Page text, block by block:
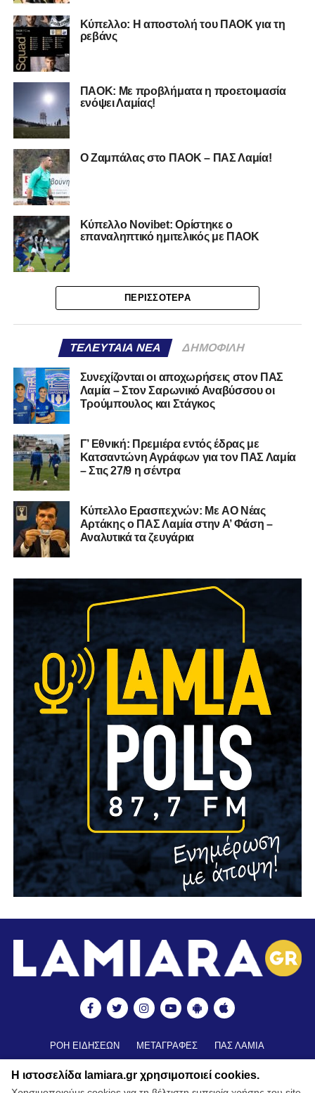
Κύπελλο: Η αποστολή του ΠΑΟΚ για τη
ρεβάνς
ΠΑΟΚ: Με προβλήματα η προετοιμασία
ενόψει Λαμίας!
Ο Ζαμπάλας στο ΠΑΟΚ – ΠΑΣ Λαμία!
Κύπελλο Novibet: Ορίστηκε ο
επαναληπτικό ημιτελικός με ΠΑΟΚ
ΠΕΡΙΣΣΌΤΕΡΑ
ΤΕΛΕΥΤΑΊΑ ΝΈΑ ΔΗΜΟΦΙΛΉ
Συνεχίζονται οι αποχωρήσεις στον ΠΑΣ
Λαμία – Στον Σαρωνικό Αναβύσσου οι
Τρούμπουλος και Στάγκος
Γ’ Εθνική: Πρεμιέρα εντός έδρας με
Κατσαντώνη Αγράφων για τον ΠΑΣ Λαμία
– Στις 27/9 η σέντρα
Kύπελλο Ερασιτεχνών: Με AO Nέας
Αρτάκης ο ΠΑΣ Λαμία στην Α’ Φάση –
Αναλυτικά τα ζευγάρια
ΡΟΗ ΕΙΔΗΣΕΩΝ ΜΕΤΑΓΡΑΦΕΣ
ΠΑΣ ΛΑΜΙΑ
ΒΑΘΜΟΛΟΓΙΑ ΑΚΑΔΗΜΙΩΝ
ΚΥΠΕΛΛΟ
Η ιστοσελίδα lamiara.gr χρησιμοποιεί cookies.